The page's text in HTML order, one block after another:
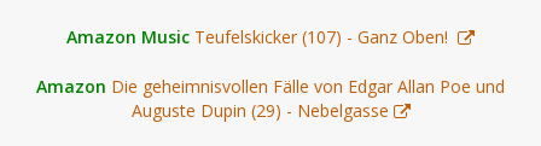
Amazon Music Teufelskicker (107) - Ganz Oben!
Amazon Die geheimnisvollen Fälle von Edgar Allan Poe und
Auguste Dupin (29) - Nebelgasse